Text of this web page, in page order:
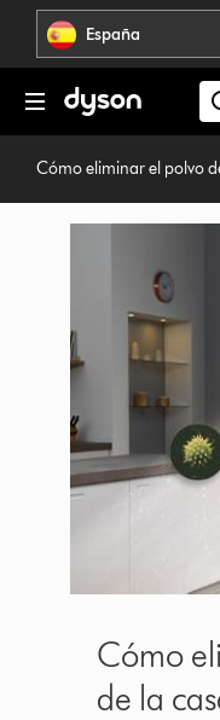
Omitir
navegación España
Cómo eliminar el polvo
Cómo
de la